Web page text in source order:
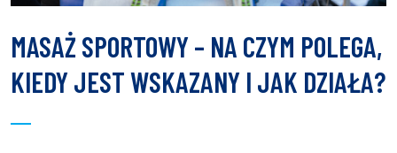
MASAŻ SPORTOWY – NA CZYM POLEGA,
KIEDY JEST WSKAZANY I JAK DZIAŁA?